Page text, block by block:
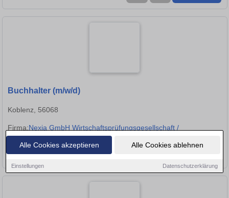
Alle Cookies akzeptieren Alle Cookies ablehnen
Einstellungen Datenschutzerklärung
Buchhalter (m/w/d)
Koblenz, 56068
Firma:Nexia GmbH Wirtschaftsprüfungsgesellschaft /
Steuerberatungsgesellschaft